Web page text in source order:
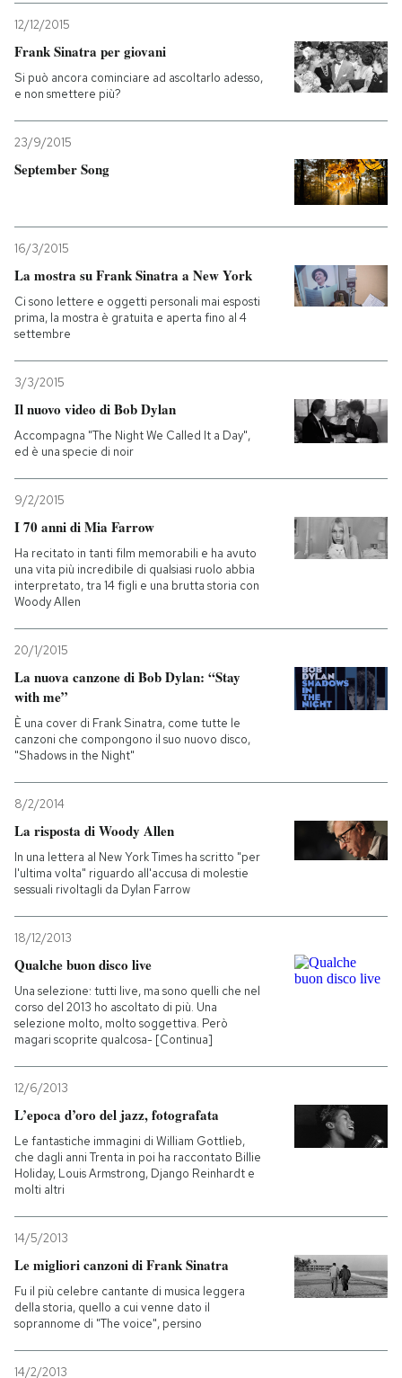
AREA PERSONALE
Entra
12/12/2015
Frank Sinatra per giovani
Si può ancora cominciare ad ascoltarlo adesso,
e non smettere più?
23/9/2015
September Song
16/3/2015
La mostra su Frank Sinatra a New York
Ci sono lettere e oggetti personali mai esposti
prima, la mostra è gratuita e aperta fino al 4
settembre
3/3/2015
Il nuovo video di Bob Dylan
Accompagna "The Night We Called It a Day",
ed è una specie di noir
9/2/2015
I 70 anni di Mia Farrow
Ha recitato in tanti film memorabili e ha avuto
una vita più incredibile di qualsiasi ruolo abbia
interpretato, tra 14 figli e una brutta storia con
Woody Allen
20/1/2015
La nuova canzone di Bob Dylan: “Stay
with me”
È una cover di Frank Sinatra, come tutte le
canzoni che compongono il suo nuovo disco,
"Shadows in the Night"
8/2/2014
La risposta di Woody Allen
In una lettera al New York Times ha scritto "per
l'ultima volta" riguardo all'accusa di molestie
sessuali rivoltagli da Dylan Farrow
18/12/2013
Qualche buon disco live
Una selezione: tutti live, ma sono quelli che nel
corso del 2013 ho ascoltato di più. Una
selezione molto, molto soggettiva. Però
magari scoprite qualcosa- [Continua]
12/6/2013
L’epoca d’oro del jazz, fotografata
Le fantastiche immagini di William Gottlieb,
che dagli anni Trenta in poi ha raccontato Billie
Holiday, Louis Armstrong, Django Reinhardt e
molti altri
14/5/2013
Le migliori canzoni di Frank Sinatra
Fu il più celebre cantante di musica leggera
della storia, quello a cui venne dato il
soprannome di "The voice", persino
14/2/2013